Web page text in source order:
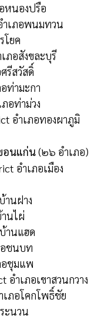
หนองปรือ
ำเภอพนมทวน
โยค
ภอสังขละบุรี
รีสวัสดิ์
ท่ามะกา
อท่าม่วง
อำเภอทองผาภูมิ
อนแก่น(๒๖ อำเภอ)
อำเภอเมือง
านฝาง
นไผ่
านแฮด
อชนบท
อชุมแพ
อำเภอเขาสวนกวาง
เภอโคกโพธิ์ชัย
ะนวน